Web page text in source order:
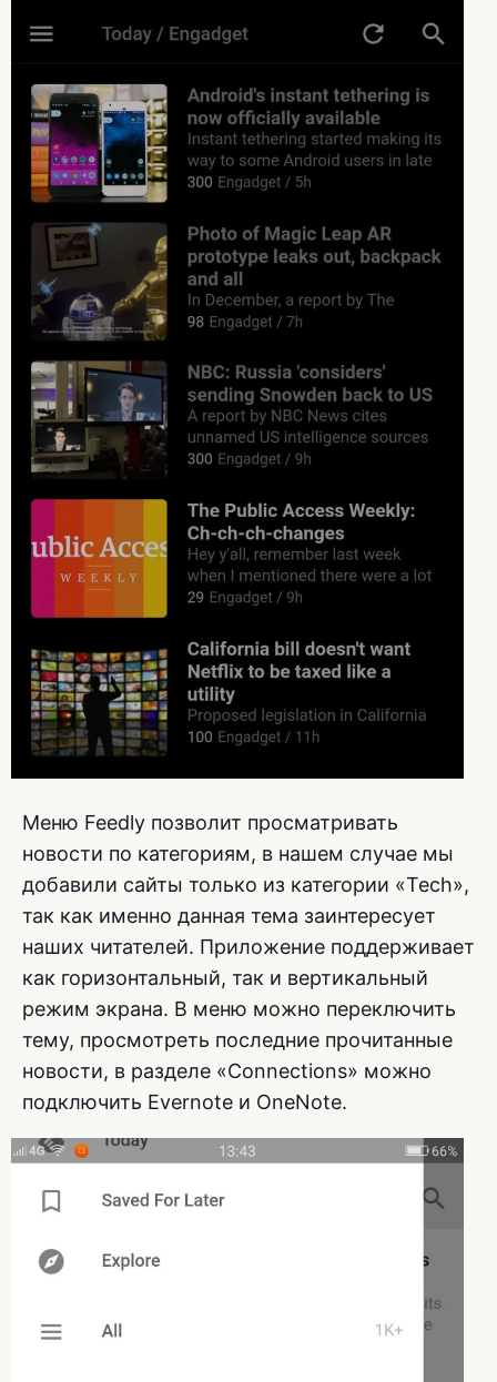
Меню Feedly позволит просматривать
новости по категориям, в нашем случае мы
добавили сайты только из категории «Tech»,
так как именно данная тема заинтересует
наших читателей. Приложение поддерживает
как горизонтальный, так и вертикальный
режим экрана. В меню можно переключить
тему, просмотреть последние прочитанные
новости, в разделе «Connections» можно
подключить Evernote и OneNote.